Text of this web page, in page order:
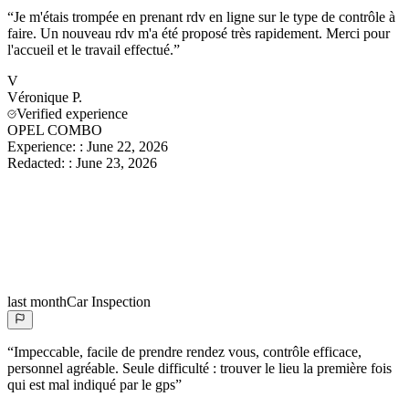
“Je m'étais trompée en prenant rdv en ligne sur le type de contrôle à
faire. Un nouveau rdv m'a été proposé très rapidement. Merci pour
l'accueil et le travail effectué.”
V
Véronique P.
Verified experience
OPEL COMBO
Experience: : June 22, 2026
Redacted: : June 23, 2026
last monthCar Inspection
“Impeccable, facile de prendre rendez vous, contrôle efficace,
personnel agréable. Seule difficulté : trouver le lieu la première fois
qui est mal indiqué par le gps”